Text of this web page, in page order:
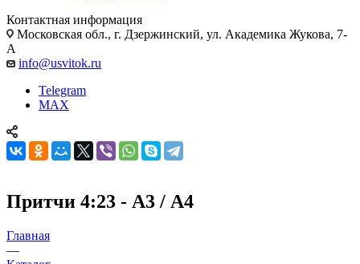
Контактная информация
Московская обл., г. Дзержинский, ул. Академика Жукова, 7-
А
info@usvitok.ru
Telegram
MAX
Притчи 4:23 - А3 / А4
Главная
—